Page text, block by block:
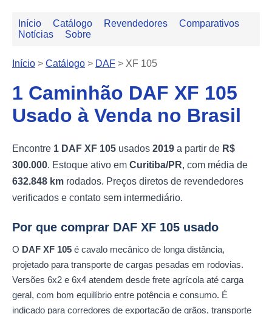
Início Catálogo Revendedores
Comparativos
Notícias
Sobre
Início > Catálogo > DAF > XF 105
1 Caminhão DAF XF 105
Usado à Venda no Brasil
Encontre 1 DAF XF 105 usados 2019 a partir de R$
300.000. Estoque ativo em Curitiba/PR, com média de
632.848 km rodados. Preços diretos de revendedores
verificados e contato sem intermediário.
Por que comprar DAF XF 105 usado
O DAF XF 105 é cavalo mecânico de longa distância,
projetado para transporte de cargas pesadas em rodovias.
Versões 6x2 e 6x4 atendem desde frete agrícola até carga
geral, com bom equilíbrio entre potência e consumo. É
indicado para corredores de exportação de grãos, transporte